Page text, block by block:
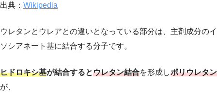
出典： Wikipedia
ウレタンとウレアとの違いとなっている部分は、主剤成分のイ
ソシアネート基に結合する分子です。
ヒドロキシ基が結合するとウレタン結合を形成しポリウレタン
が、